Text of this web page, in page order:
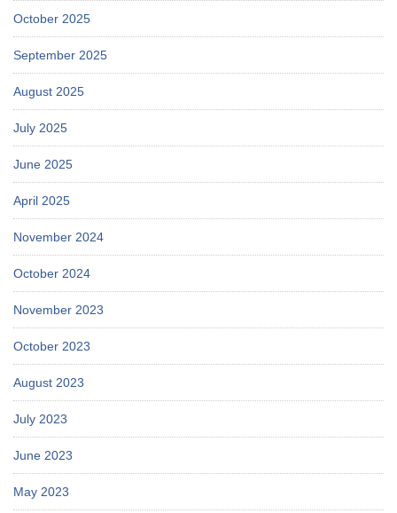
October 2025
September 2025
August 2025
July 2025
June 2025
April 2025
November 2024
October 2024
November 2023
October 2023
August 2023
July 2023
June 2023
May 2023